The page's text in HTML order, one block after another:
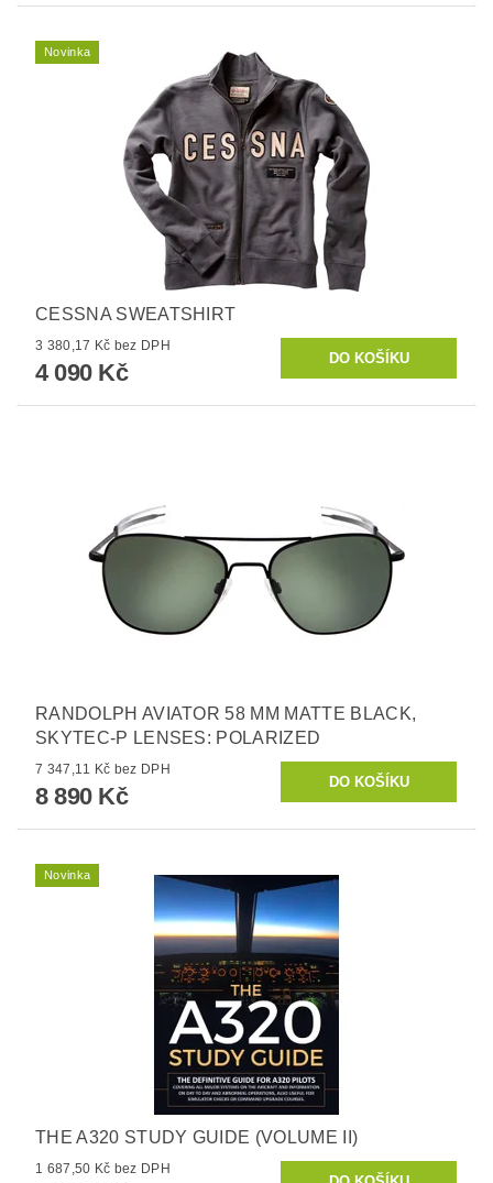
Novinka
CESSNA SWEATSHIRT
3 380,17 Kč bez DPH
4 090 Kč
RANDOLPH AVIATOR 58 MM MATTE BLACK,
SKYTEC-P LENSES: POLARIZED
7 347,11 Kč bez DPH
8 890 Kč
Novinka
THE A320 STUDY GUIDE (VOLUME II)
1 687,50 Kč bez DPH